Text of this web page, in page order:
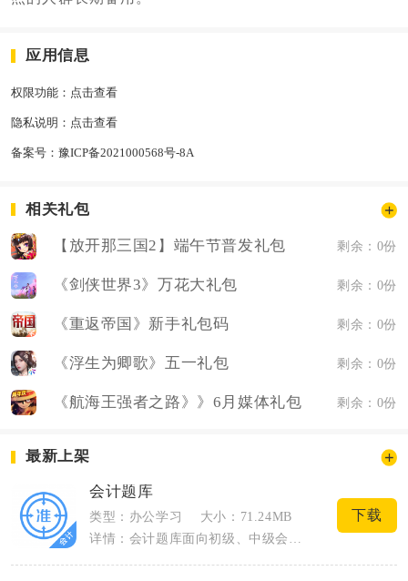
应用信息
权限功能： 点击查看
隐私说明： 点击查看
备案号： 豫ICP备2021000568号-8A
相关礼包
【放开那三国2】端午节普发礼包 剩余：0份
《剑侠世界3》万花大礼包 剩余：0份
《重返帝国》新手礼包码 剩余：0份
《浮生为卿歌》五一礼包 剩余：0份
《航海王强者之路》》6月媒体礼包 剩余：0份
最新上架
会计题库
类型：办公学习
大小：71.24MB
详情：会计题库面向初级、中级会计职称与CPA注册会计师备考人群，覆盖全等级财会考试...
下载